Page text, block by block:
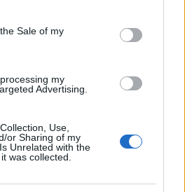
purposes in below Google
Sale of my
my
Advertising.
Use,
or Sharing of my
Unrelated with the
was collected.
in France
seus estudos